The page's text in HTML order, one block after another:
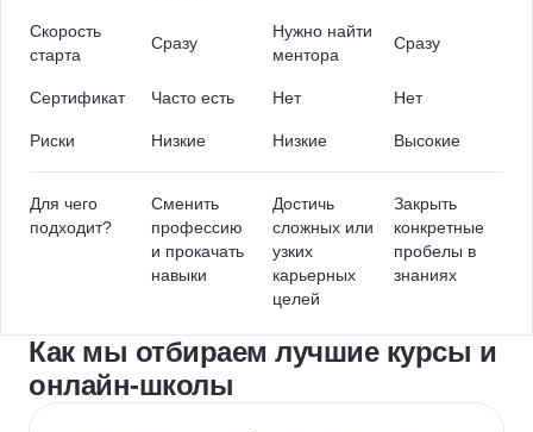
Скорость
старта
Сразу
Нужно найти
ментора
Сразу
Сертификат Часто есть Нет Нет
Риски Низкие Низкие Высокие
Для чего
подходит?
Сменить
профессию
и прокачать
навыки
Достичь
сложных или
узких
карьерных
целей
Закрыть
конкретные
пробелы в
знаниях
Как мы отбираем лучшие курсы и
онлайн-школы